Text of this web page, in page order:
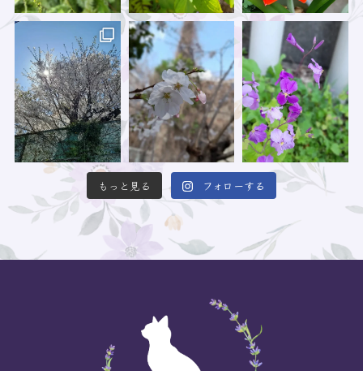
もっと見る フォローする